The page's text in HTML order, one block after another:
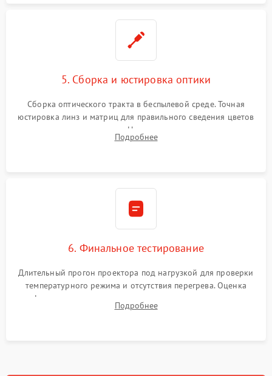
5. Сборка и юстировка оптики
Сборка оптического тракта в беспылевой среде. Точная
юстировка линз и матриц для правильного сведения цветов
и устранения размытия. Надежное подключение всех
шлейфов, установка датчиков и закрытие корпуса
Подробнее
6. Финальное тестирование
Длительный прогон проектора под нагрузкой для проверки
температурного режима и отсутствия перегрева. Оценка
фокуса, контрастности и цветопередачи на тестовых
таблицах. Проверка работы всех видеовходов и кнопок
Подробнее